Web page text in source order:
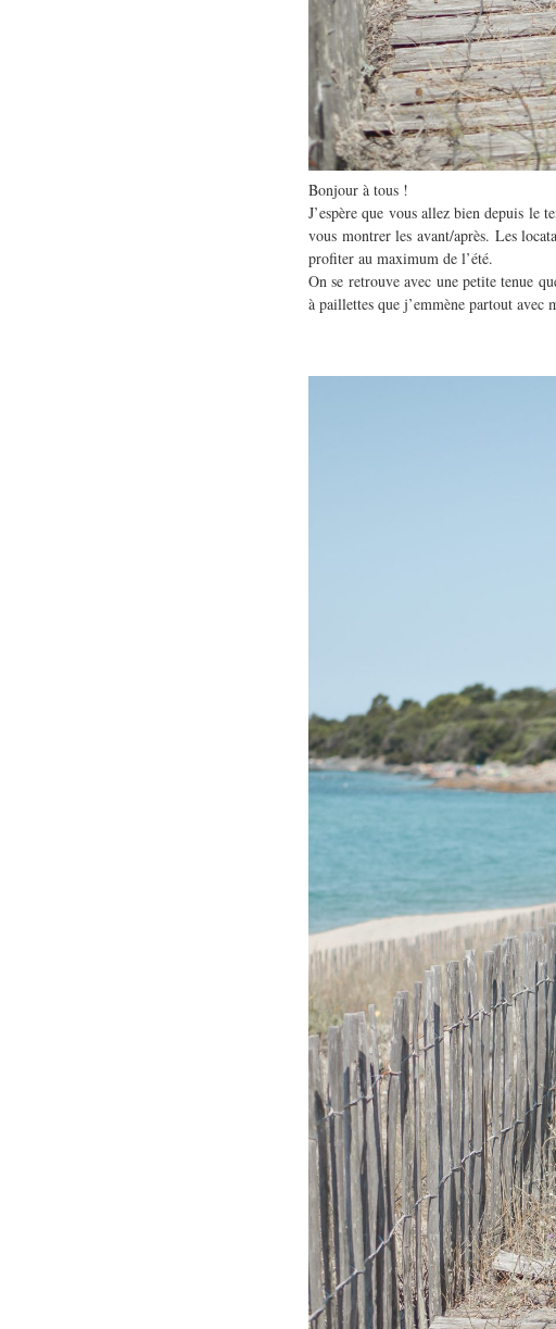
Bonjour à tous !
J’espère que vous allez bien depuis
vous montrer les avant/après. Les
profiter au maximum de l’été.
On se retrouve avec une petite tenue
à paillettes que j’emmène partout avec